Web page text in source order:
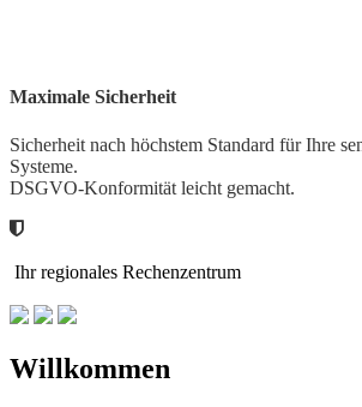
Maximale Sicherheit
Sicherheit nach höchstem Standard für Ihre
Systeme.
DSGVO-Konformität leicht gemacht.
Ihr regionales Rechenzentrum
Willkommen